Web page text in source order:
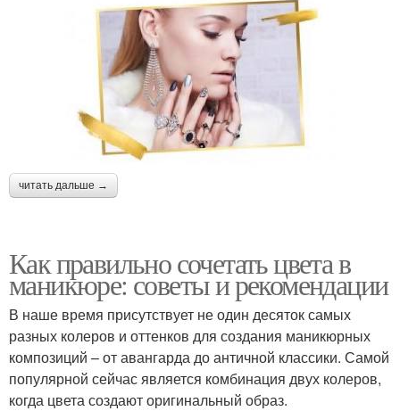
читать дальше →
Как правильно сочетать цвета в
маникюре: советы и рекомендации
В наше время присутствует не один десяток самых
разных колеров и оттенков для создания маникюрных
композиций – от авангарда до античной классики. Самой
популярной сейчас является комбинация двух колеров,
когда цвета создают оригинальный образ.